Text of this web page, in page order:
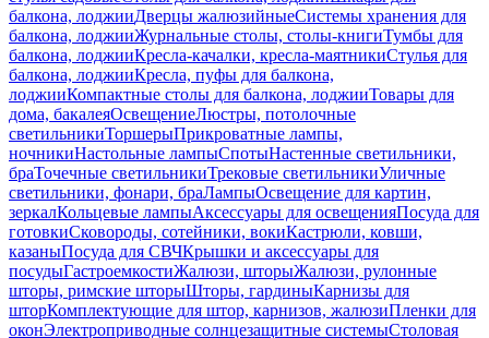
балкона, лоджииДверцы жалюзийныеСистемы хранения для
балкона, лоджииЖурнальные столы, столы-книгиТумбы для
балкона, лоджииКресла-качалки, кресла-маятникиСтулья для
балкона, лоджииКресла, пуфы для балкона,
лоджииКомпактные столы для балкона, лоджииТовары для
дома, бакалеяОсвещениеЛюстры, потолочные
светильникиТоршерыПрикроватные лампы,
ночникиНастольные лампыСпотыНастенные светильники,
браТочечные светильникиТрековые светильникиУличные
светильники, фонари, браЛампыОсвещение для картин,
зеркалКольцевые лампыАксессуары для освещенияПосуда для
готовкиСковороды, сотейники, вокиКастрюли, ковши,
казаныПосуда для СВЧКрышки и аксессуары для
посудыГастроемкостиЖалюзи, шторыЖалюзи, рулонные
шторы, римские шторыШторы, гардиныКарнизы для
шторКомплектующие для штор, карнизов, жалюзиПленки для
оконЭлектроприводные солнцезащитные системыСтоловая